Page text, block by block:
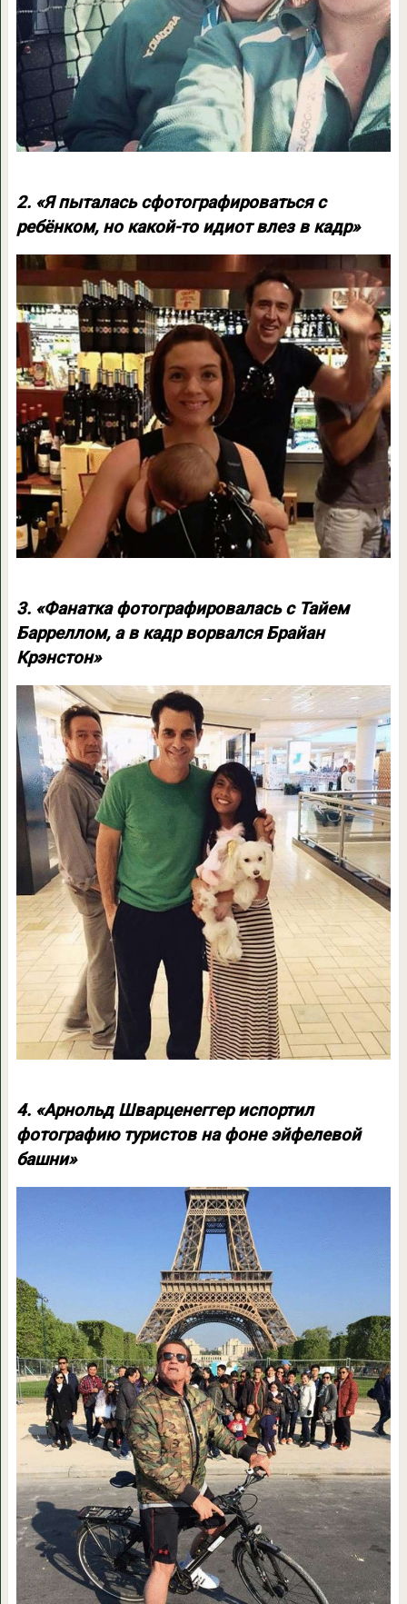
2. «Я пыталась сфотографироваться с
ребёнком, но какой-то идиот влез в кадр»
3. «Фанатка фотографировалась с Тайем
Барреллом, а в кадр ворвался Брайан
Крэнстон»
4. «Арнольд Шварценеггер испортил
фотографию туристов на фоне эйфелевой
башни»